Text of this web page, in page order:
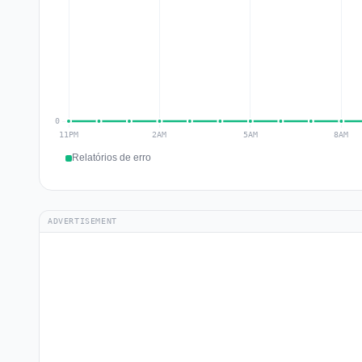
Relatórios de erro
ADVERTISEMENT